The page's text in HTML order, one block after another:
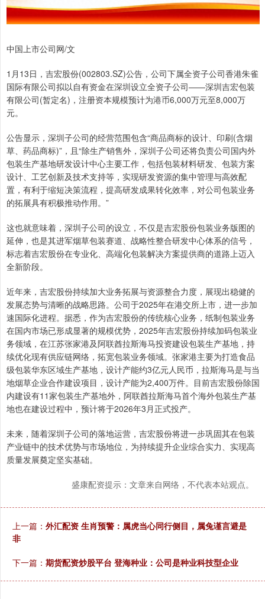
中国上市公司网/文
1月13日，吉宏股份(002803.SZ)公告，公司下属全资子公司香港朱雀
国际有限公司拟以自有资金在深圳设立全资子公司——深圳吉宏包装
有限公司(暂定名)，注册资本规模预计为港币6,000万元至8,000万
元。
公告显示，深圳子公司的经营范围包含“商品商标的设计、印刷(含烟
草、药品商标)”，且“除生产销售外，深圳子公司还将负责公司国内外
包装生产基地研发设计中心主要工作，包括包装材料研发、包装方案
设计、工艺创新及技术支持等，实现研发资源的集中管理与高效配
置，有利于缩短决策流程，提高研发成果转化效率，对公司包装业务
的拓展具有积极推动作用。”
这也就意味着，深圳子公司的设立，不仅是吉宏股份包装业务版图的
延伸，也是其进军烟草包装赛道、战略性整合研发中心体系的信号，
标志着吉宏股份在专业化、高端化包装解决方案提供商的道路上迈入
全新阶段。
近年来，吉宏股份持续加大业务拓展与资源整合力度，展现出稳健的
发展态势与清晰的战略思路。公司于2025年在港交所上市，进一步加
速国际化进程。据悉，作为吉宏股份的传统核心业务，纸制包装业务
在国内市场已形成显著的规模优势，2025年吉宏股份持续加码包装业
务领域，在江苏张家港及阿联酋拉斯海马投资建设包装生产基地，持
续优化现有供应链网络，拓宽包装业务领域。张家港主要为打造食品
级包装华东区域生产基地，设计产能约3亿元人民币，拉斯海马是与当
地烟草企业合作建设项目，设计产能为2,400万件。目前吉宏股份除国
内建设有11家包装生产基地外，阿联酋拉斯海马首个海外包装生产基
地也在建设过程中，预计将于2026年3月正式投产。
未来，随着深圳子公司的落地运营，吉宏股份将进一步巩固其在包装
产业链中的技术优势与市场地位，为持续提升企业综合实力、实现高
质量发展奠定坚实基础。
盛康配资提示：文章来自网络，不代表本站观点。
上一篇： 外汇配资 生肖预警：属虎当心同行侧目，属兔谨言避是
非
下一篇： 期货配资炒股平台 登海种业：公司是种业科技型企业